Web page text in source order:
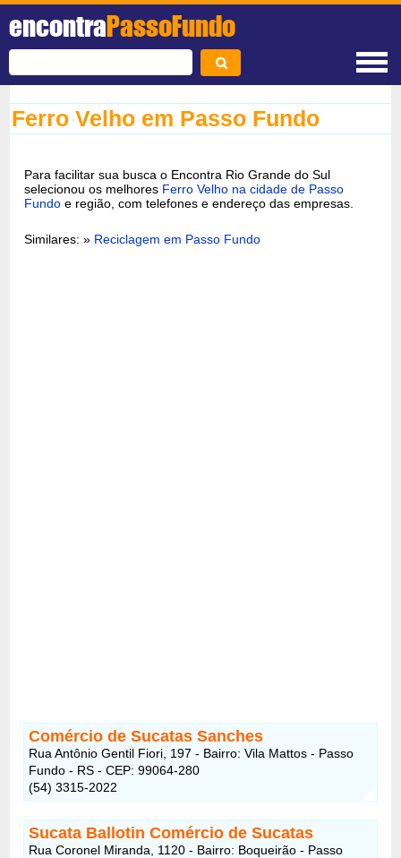
encontraPassoFundo
Ferro Velho em Passo Fundo
Para facilitar sua busca o Encontra Rio Grande do Sul
selecionou os melhores Ferro Velho na cidade de Passo
Fundo e região, com telefones e endereço das empresas.
Similares: » Reciclagem em Passo Fundo
Comércio de Sucatas Sanches
Rua Antônio Gentil Fiori, 197 - Bairro: Vila Mattos - Passo
Fundo - RS - CEP: 99064-280
(54) 3315-2022
Sucata Ballotin Comércio de Sucatas
Rua Coronel Miranda, 1120 - Bairro: Boqueirão - Passo